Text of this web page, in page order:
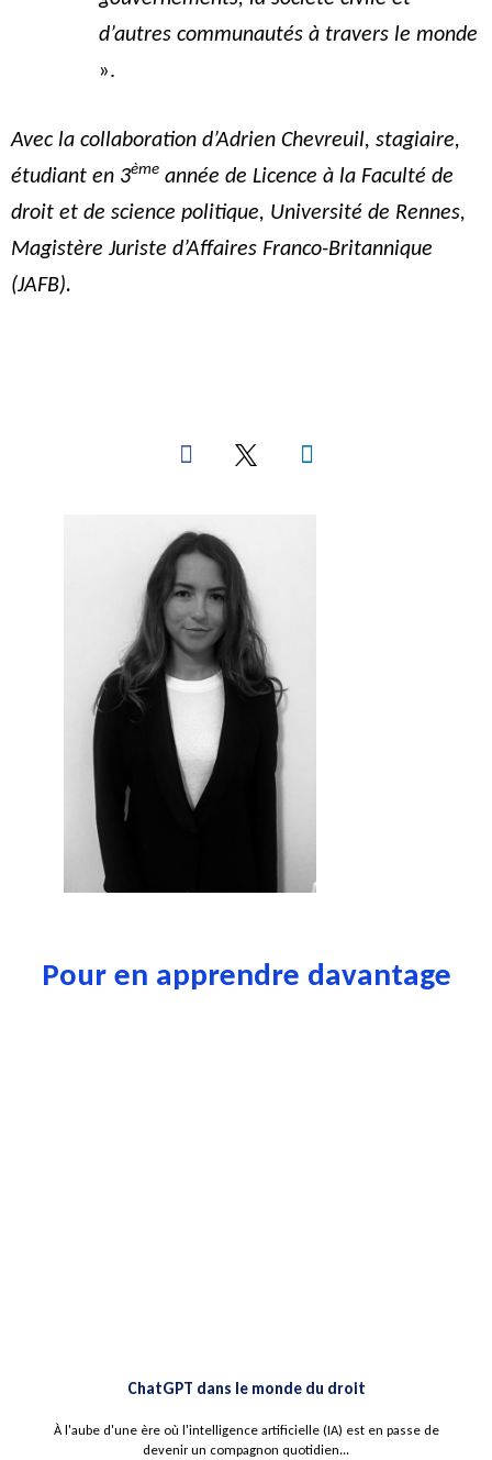
d’autres communautés à travers le monde
».
Avec la collaboration d’Adrien Chevreuil, stagiaire,
étudiant en 3ème année de Licence à la Faculté de
droit et de science politique, Université de Rennes,
Magistère Juriste d’Affaires Franco-Britannique
(JAFB).
Pour en apprendre davantage
ChatGPT dans le monde du droit
À l'aube d'une ère où l'intelligence artificielle (IA) est en passe de
devenir un compagnon quotidien...